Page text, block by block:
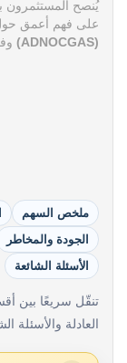
يُنصح المستثمرون
على فهم أعمق
(ADNOCGAS)
ملخص السهم
الجودة والمخاطر
الأسئلة الشائعة
تنقّل سريعًا بين
العادلة والأسئلة